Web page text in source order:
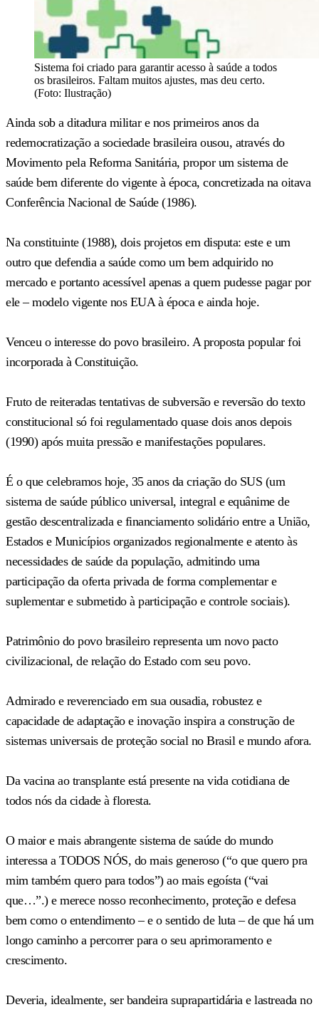
Sistema foi criado para garantir acesso à saúde a todos
os brasileiros. Faltam muitos ajustes, mas deu certo.
(Foto: Ilustração)
Ainda sob a ditadura militar e nos primeiros anos da
redemocratização a sociedade brasileira ousou, através do
Movimento pela Reforma Sanitária, propor um sistema de
saúde bem diferente do vigente à época, concretizada na oitava
Conferência Nacional de Saúde (1986).
Na constituinte (1988), dois projetos em disputa: este e um
outro que defendia a saúde como um bem adquirido no
mercado e portanto acessível apenas a quem pudesse pagar por
ele – modelo vigente nos EUA à época e ainda hoje.
Venceu o interesse do povo brasileiro. A proposta popular foi
incorporada à Constituição.
Fruto de reiteradas tentativas de subversão e reversão do texto
constitucional só foi regulamentado quase dois anos depois
(1990) após muita pressão e manifestações populares.
É o que celebramos hoje, 35 anos da criação do SUS (um
sistema de saúde público universal, integral e equânime de
gestão descentralizada e financiamento solidário entre a União,
Estados e Municípios organizados regionalmente e atento às
necessidades de saúde da população, admitindo uma
participação da oferta privada de forma complementar e
suplementar e submetido à participação e controle sociais).
Patrimônio do povo brasileiro representa um novo pacto
civilizacional, de relação do Estado com seu povo.
Admirado e reverenciado em sua ousadia, robustez e
capacidade de adaptação e inovação inspira a construção de
sistemas universais de proteção social no Brasil e mundo afora.
Da vacina ao transplante está presente na vida cotidiana de
todos nós da cidade à floresta.
O maior e mais abrangente sistema de saúde do mundo
interessa a TODOS NÓS, do mais generoso (“o que quero pra
mim também quero para todos”) ao mais egoísta (“vai
que…”.) e merece nosso reconhecimento, proteção e defesa
bem como o entendimento – e o sentido de luta – de que há um
longo caminho a percorrer para o seu aprimoramento e
crescimento.
Deveria, idealmente, ser bandeira suprapartidária e lastreada no